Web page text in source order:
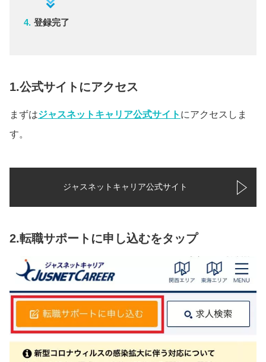
登録完了
1.公式サイトにアクセス
まずはジャスネットキャリア公式サイト にアクセスしま
す。
ジャスネットキャリア公式サイト
2.転職サポートに申し込むをタップ